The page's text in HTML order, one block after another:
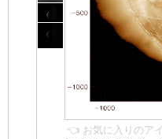
👈 お気に入りのア